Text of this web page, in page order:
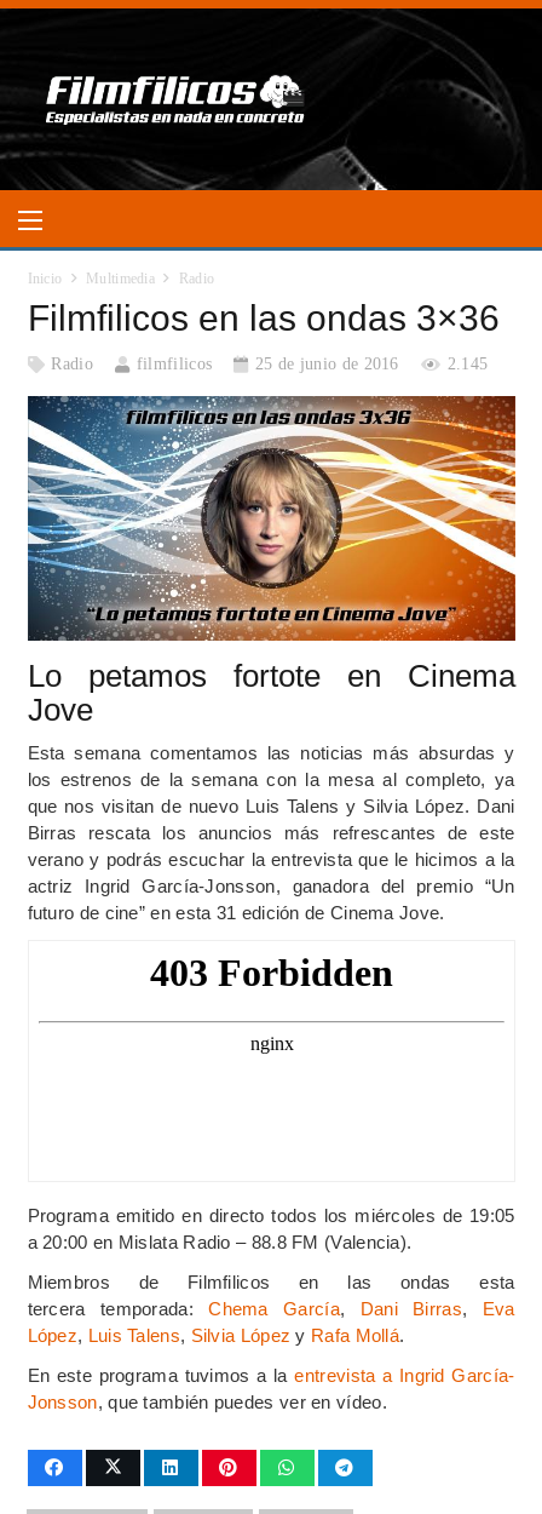
Inicio Multimedia Radio
Filmfilicos en las ondas 3×36
Radio filmfilicos 25 de junio de 2016 2.145
Lo petamos fortote en Cinema
Jove
Esta semana comentamos las noticias más absurdas y
los estrenos de la semana con la mesa al completo, ya
que nos visitan de nuevo Luis Talens y Silvia López. Dani
Birras rescata los anuncios más refrescantes de este
verano y podrás escuchar la entrevista que le hicimos a la
actriz Ingrid García-Jonsson, ganadora del premio “Un
futuro de cine” en esta 31 edición de Cinema Jove.
Programa emitido en directo todos los miércoles de 19:05
a 20:00 en Mislata Radio – 88.8 FM (Valencia).
Miembros de Filmfilicos en las ondas esta
tercera temporada:Chema García, Dani Birras, Eva
López, Luis Talens, Silvia López y Rafa Mollá.
En este programa tuvimos a laentrevista a Ingrid García-
Jonsson, que también puedes ver en vídeo.